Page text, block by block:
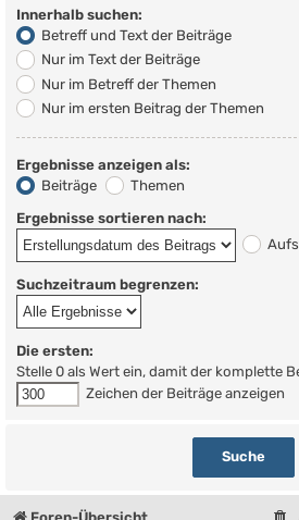
Innerhalb suchen:
Betreff und Text der Beiträge
Nur im Text der Beiträge
Nur im Betreff der Themen
Nur im ersten Beitrag der Themen
Ergebnisse anzeigen als:
Beiträge
Themen
Ergebnisse sortieren nach:
Suchzeitraum begrenzen:
Die ersten:
Stelle 0 als Wert ein, damit der komplette
Zeichen der Beiträge anzeigen